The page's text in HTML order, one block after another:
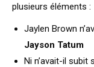
plusieurs éléments :
Jaylen Brown
Jayson Tatum
Ni n’avait-il subit